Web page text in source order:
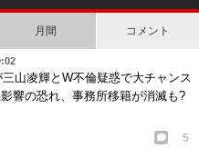
月間 コメント
山凌輝とW不倫疑惑で大チャンス
響の恐れ、事務所移籍が消滅も?
5